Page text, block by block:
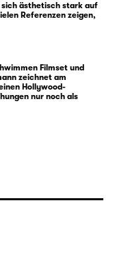
sich nicht
und
in einer
ihnen jeweils
Dinge
Augen
Flecken von
nah
geschrieben
zu
Wüste,
und
ihre Rollen
sich ästhetisch stark auf
Referenzen zeigen,
Filmset und
zeichnet am
Hollywood-
nur noch als